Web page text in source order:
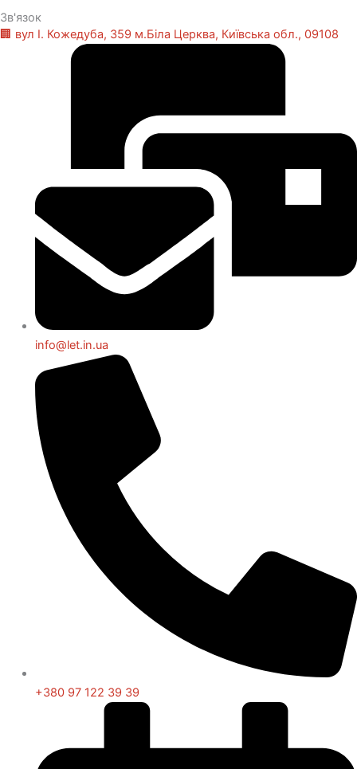
Зв'язок
🏢 вул І. Кожедуба, 359 м.Біла Церква, Київська обл., 09108
info@let.in.ua
+380 97 122 39 39